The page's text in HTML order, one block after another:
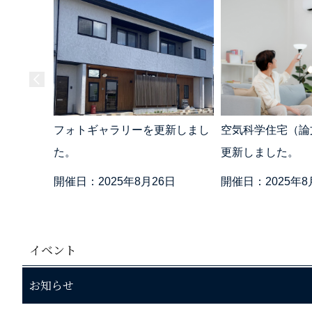
フォトギャラリーを更新しまし
た。
開催日：2025年8月26日
空気科学住宅（
更新しました。
開催日：2025年8
イベント
お知らせ